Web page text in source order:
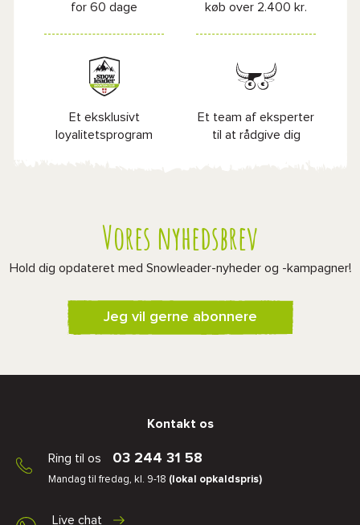
for 60 dage
køb over 2.400 kr.
Et eksklusivt
loyalitetsprogram
Et team af eksperter
til at rådgive dig
Vores nyhedsbrev
Hold dig opdateret med Snowleader-nyheder og -kampagner!
Jeg vil gerne abonnere
Kontakt os
Ring til os 03 244 31 58
Mandag til fredag, kl. 9-18 (lokal opkaldspris)
Live chat